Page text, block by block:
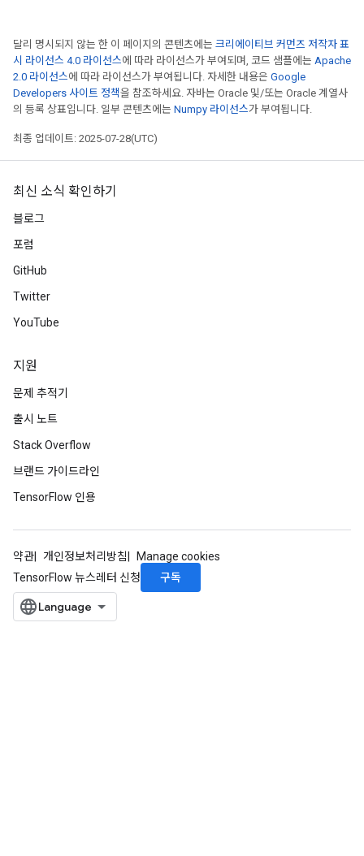
달리 명시되지 않는 한 이 페이지의 콘텐츠에는 크리에이티브 커먼즈 저작자 표
시 라이선스 4.0 라이선스에 따라 라이선스가 부여되며, 코드 샘플에는 Apache
2.0 라이선스에 따라 라이선스가 부여됩니다. 자세한 내용은 Google
Developers 사이트 정책을 참조하세요. 자바는 Oracle 및/또는 Oracle 계열사
의 등록 상표입니다. 일부 콘텐츠에는 Numpy 라이선스가 부여됩니다.
최종 업데이트: 2025-07-28(UTC)
최신 소식 확인하기
블로그
포럼
GitHub
Twitter
YouTube
지원
문제 추적기
출시 노트
Stack Overflow
브랜드 가이드라인
TensorFlow 인용
약관 개인정보처리방침
Manage cookies
TensorFlow 뉴스레터 신청
구독